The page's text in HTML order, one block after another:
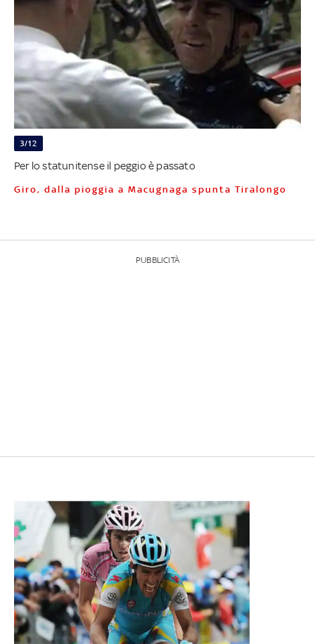
3/12
Per lo statunitense il peggio è passato
Giro, dalla pioggia a Macugnaga spunta Tiralongo
PUBBLICITÀ